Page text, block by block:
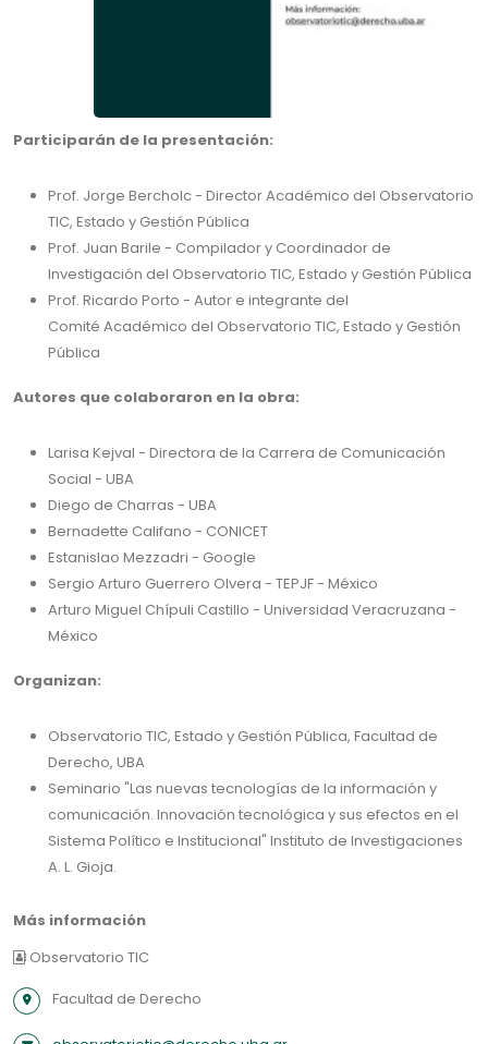
Participarán de la presentación:
Prof. Jorge Bercholc - Director Académico del Observatorio
TIC, Estado y Gestión Pública
Prof. Juan Barile - Compilador y Coordinador de
Investigación del Observatorio TIC, Estado y Gestión Pública
Prof. Ricardo Porto - Autor e integrante del
Comité Académico del Observatorio TIC, Estado y Gestión
Pública
Autores que colaboraron en la obra:
Larisa Kejval - Directora de la Carrera de Comunicación
Social - UBA
Diego de Charras - UBA
Bernadette Califano - CONICET
Estanislao Mezzadri - Google
Sergio Arturo Guerrero Olvera - TEPJF - México
Arturo Miguel Chípuli Castillo - Universidad Veracruzana -
México
Organizan:
Observatorio TIC, Estado y Gestión Pública, Facultad de
Derecho, UBA
Seminario "Las nuevas tecnologías de la información y
comunicación. Innovación tecnológica y sus efectos en el
Sistema Político e Institucional" Instituto de Investigaciones
A. L. Gioja.
Más información
Observatorio TIC
Facultad de Derecho